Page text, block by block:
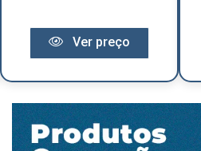
Ver preço